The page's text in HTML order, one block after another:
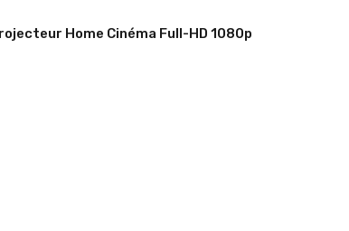
Home Cinéma Full-HD 1080p